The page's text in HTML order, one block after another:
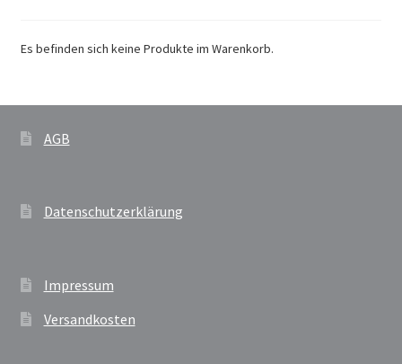
Warenkorb
Widerrufsbelehrung
Es befinden sich keine Produkte im Warenkorb.
AGB
Datenschutzerklärung
Impressum
Versandkosten